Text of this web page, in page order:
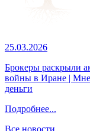
25.03.2026
Брокеры раскрыли
войны в Иране |
деньги
Подробнее...
Все новости